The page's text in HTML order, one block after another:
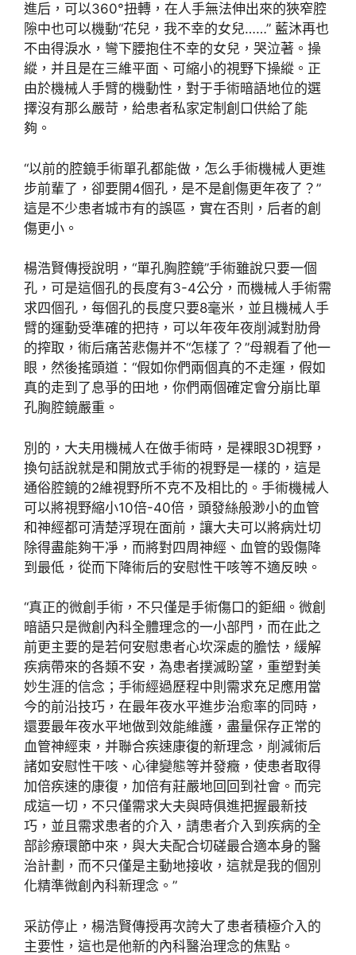
進后，可以360°扭轉，在人手無法伸出來的狹窄腔
隙中也可以機動“花兒，我不幸的女兒……” 藍沐再也
不由得淚水，彎下腰抱住不幸的女兒，哭泣著。操
縱，并且是在三維平面、可縮小的視野下操縱。正
由於機械人手臂的機動性，對于手術暗語地位的選
擇沒有那么嚴苛，給患者私家定制創口供給了能
夠。
“以前的腔鏡手術單孔都能做，怎么手術機械人更進
步前輩了，卻要開4個孔，是不是創傷更年夜了？”
這是不少患者城市有的誤區，實在否則，后者的創
傷更小。
楊浩賢傳授說明，“單孔胸腔鏡”手術雖說只要一個
孔，可是這個孔的長度有3-4公分，而機械人手術需
求四個孔，每個孔的長度只要8毫米，並且機械人手
臂的運動受準確的把持，可以年夜年夜削減對肋骨
的搾取，術后痛苦悲傷并不“怎樣了？”母親看了他一
眼，然後搖頭道：“假如你們兩個真的不走運，假如
真的走到了息爭的田地，你們兩個確定會分崩比單
孔胸腔鏡嚴重。
別的，大夫用機械人在做手術時，是裸眼3D視野，
換句話說就是和開放式手術的視野是一樣的，這是
通俗腔鏡的2維視野所不克不及相比的。手術機械人
可以將視野縮小10倍-40倍，頭發絲般渺小的血管
和神經都可清楚浮現在面前，讓大夫可以將病灶切
除得盡能夠干凈，而將對四周神經、血管的毀傷降
到最低，從而下降術后的安慰性干咳等不適反映。
“真正的微創手術，不只僅是手術傷口的鉅細。微創
暗語只是微創內科全體理念的一小部門，而在此之
前更主要的是若何安慰患者心坎深處的膽怯，緩解
疾病帶來的各類不安，為患者撲滅盼望，重塑對美
妙生涯的信念；手術經過歷程中則需求充足應用當
今的前沿技巧，在最年夜水平進步治愈率的同時，
還要最年夜水平地做到效能維護，盡量保存正常的
血管神經束，并聯合疾速康復的新理念，削減術后
諸如安慰性干咳、心律變態等并發癥，使患者取得
加倍疾速的康復，加倍有莊嚴地回回到社會。而完
成這一切，不只僅需求大夫與時俱進把握最新技
巧，並且需求患者的介入，請患者介入到疾病的全
部診療環節中來，與大夫配合切磋最合適本身的醫
治計劃，而不只僅是主動地接收，這就是我的個別
化精準微創內科新理念。”
采訪停止，楊浩賢傳授再次誇大了患者積極介入的
主要性，這也是他新的內科醫治理念的焦點。